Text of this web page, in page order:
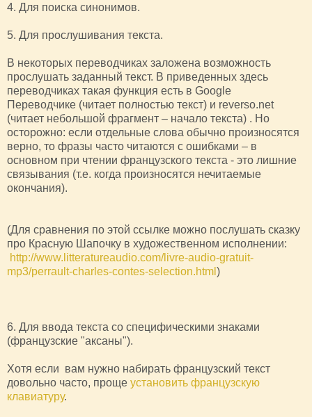
4. Для поиска синонимов.
5. Для прослушивания текста.
В некоторых переводчиках заложена возможность
прослушать заданный текст. В приведенных здесь
переводчиках такая функция есть в Google
Переводчике (читает полностью текст) и reversо.net
(читает небольшой фрагмент – начало текста) . Но
осторожно: если отдельные слова обычно произносятся
верно, то фразы часто читаются с ошибками – в
основном при чтении французского текста - это лишние
связывания (т.е. когда произносятся нечитаемые
окончания).
(Для сравнения по этой ссылке можно послушать сказку
про Красную Шапочку в художественном исполнении:
http://www.litteratureaudio.com/livre-audio-gratuit-
mp3/perrault-charles-contes-selection.html )
6. Для ввода текста со специфическими знаками
(французские "аксаны").
Хотя если вам нужно набирать французский текст
довольно часто, проще установить французскую
клавиатуру.